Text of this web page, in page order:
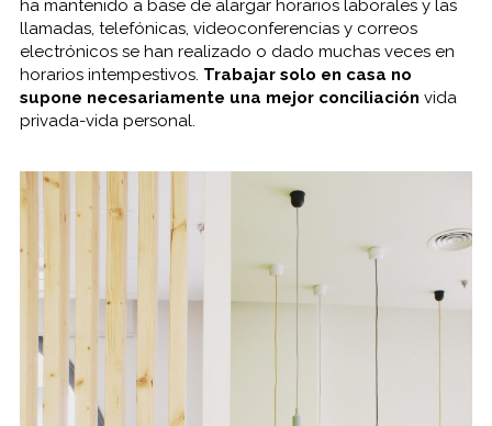
ha mantenido a base de alargar horarios laborales y las
llamadas, telefónicas, videoconferencias y correos
electrónicos se han realizado o dado muchas veces en
horarios intempestivos. Trabajar solo en casa no
supone necesariamente una mejor conciliación vida
privada-vida personal.